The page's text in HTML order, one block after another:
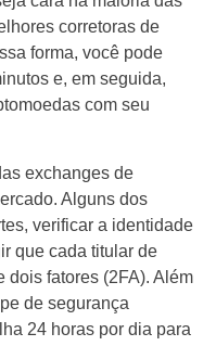
corretoras de
forma, você pode
e, em seguida,
com seu
exchanges de
Alguns dos
verificar a identidade
que cada titular de
dois fatores (2FA). Além
de segurança
24 horas por dia para